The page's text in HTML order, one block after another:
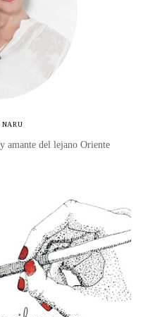
NARU
amante del lejano Oriente